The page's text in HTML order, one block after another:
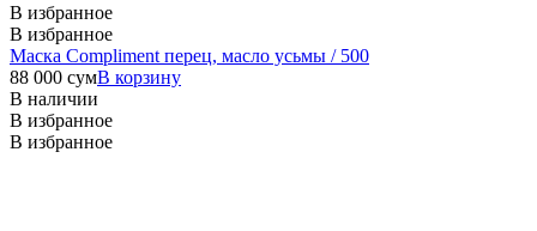
В избранное
В избранное
Маска Compliment перец, масло усьмы / 500
88 000 сумВ корзину
В наличии
В избранное
В избранное